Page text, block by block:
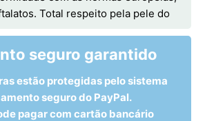
Total respeito pela pele do
seguro garantido
estão protegidas pelo sistema
seguro do PayPal.
pagar com cartão bancário